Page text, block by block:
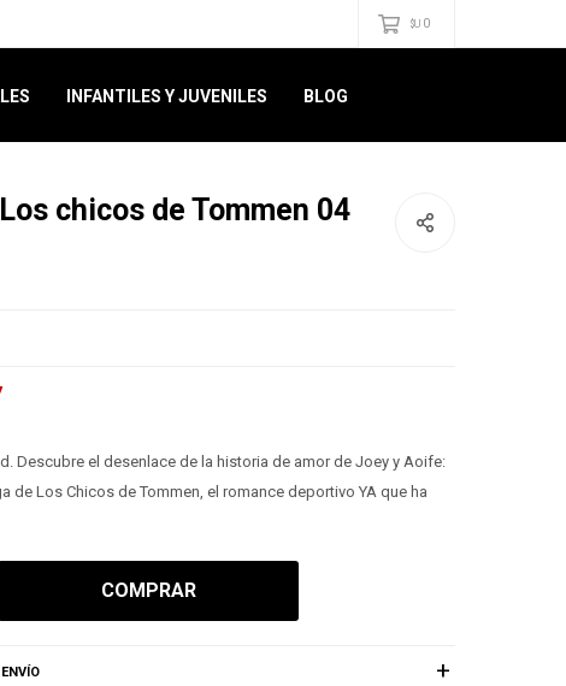
INFANTILES Y JUVENILES BLOG
$U 0
chicos de Tommen 04
Descubre el desenlace de la historia de amor de Joey y Aoife:
de Los Chicos de Tommen, el romance deportivo YA que ha
COMPRAR